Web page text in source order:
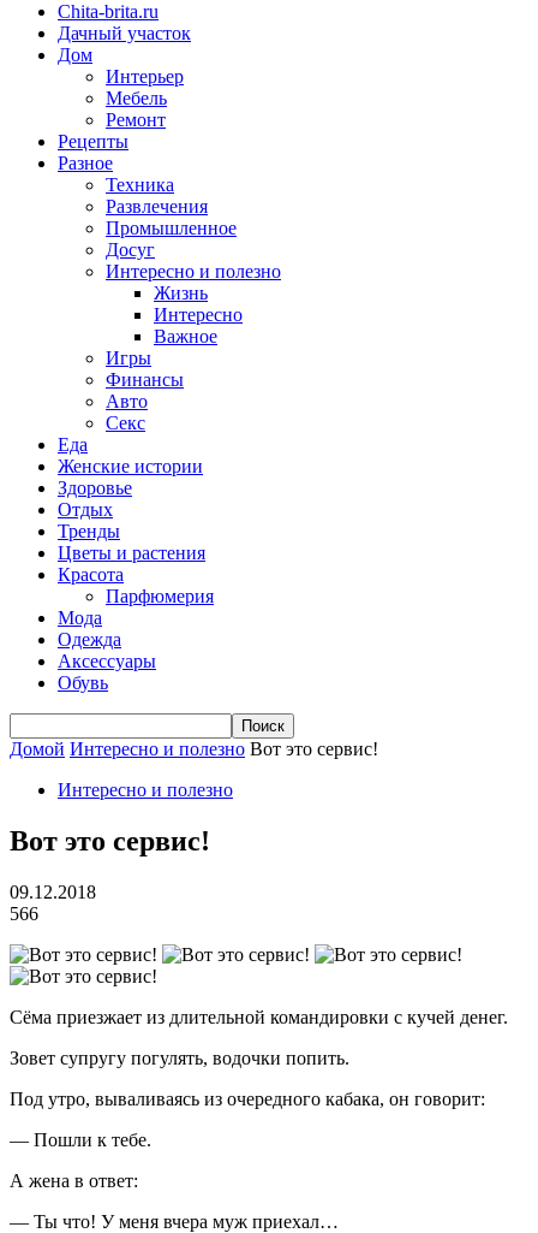
Chita-brita.ru
Дачный участок
Дом
Интерьер
Мебель
Ремонт
Рецепты
Разное
Техника
Развлечения
Промышленное
Досуг
Интересно и полезно
Жизнь
Интересно
Важное
Игры
Финансы
Авто
Секс
Еда
Женские истории
Здоровье
Отдых
Тренды
Цветы и растения
Красота
Парфюмерия
Мода
Одежда
Аксессуары
Обувь
Домой Интересно и полезно Вот это сервис!
Интересно и полезно
Вот это сервис!
09.12.2018
566
Сёма приезжает из длительной командировки с кучей денег.
Зовет супругу погулять, водочки попить.
Под утро, вываливаясь из очередного кабака, он говорит:
— Пошли к тебе.
А жена в ответ:
— Ты что! У меня вчера муж приехал…